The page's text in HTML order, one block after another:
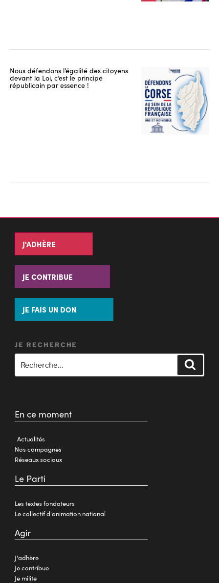
Nous défendons l’égalité des citoyens
devant la Loi, c’est le principe
républicain par essence !
J'ADHÈRE
JE CONTRIBUE
JE FAIS UN DON
JE RECHERCHE
En ce moment
Actualités
Nos campagnes
Réseaux sociaux
Le Parti
Les textes fondateurs
Le collectif d'animation national
Agir
J'adhère
Je contribue
Je milite